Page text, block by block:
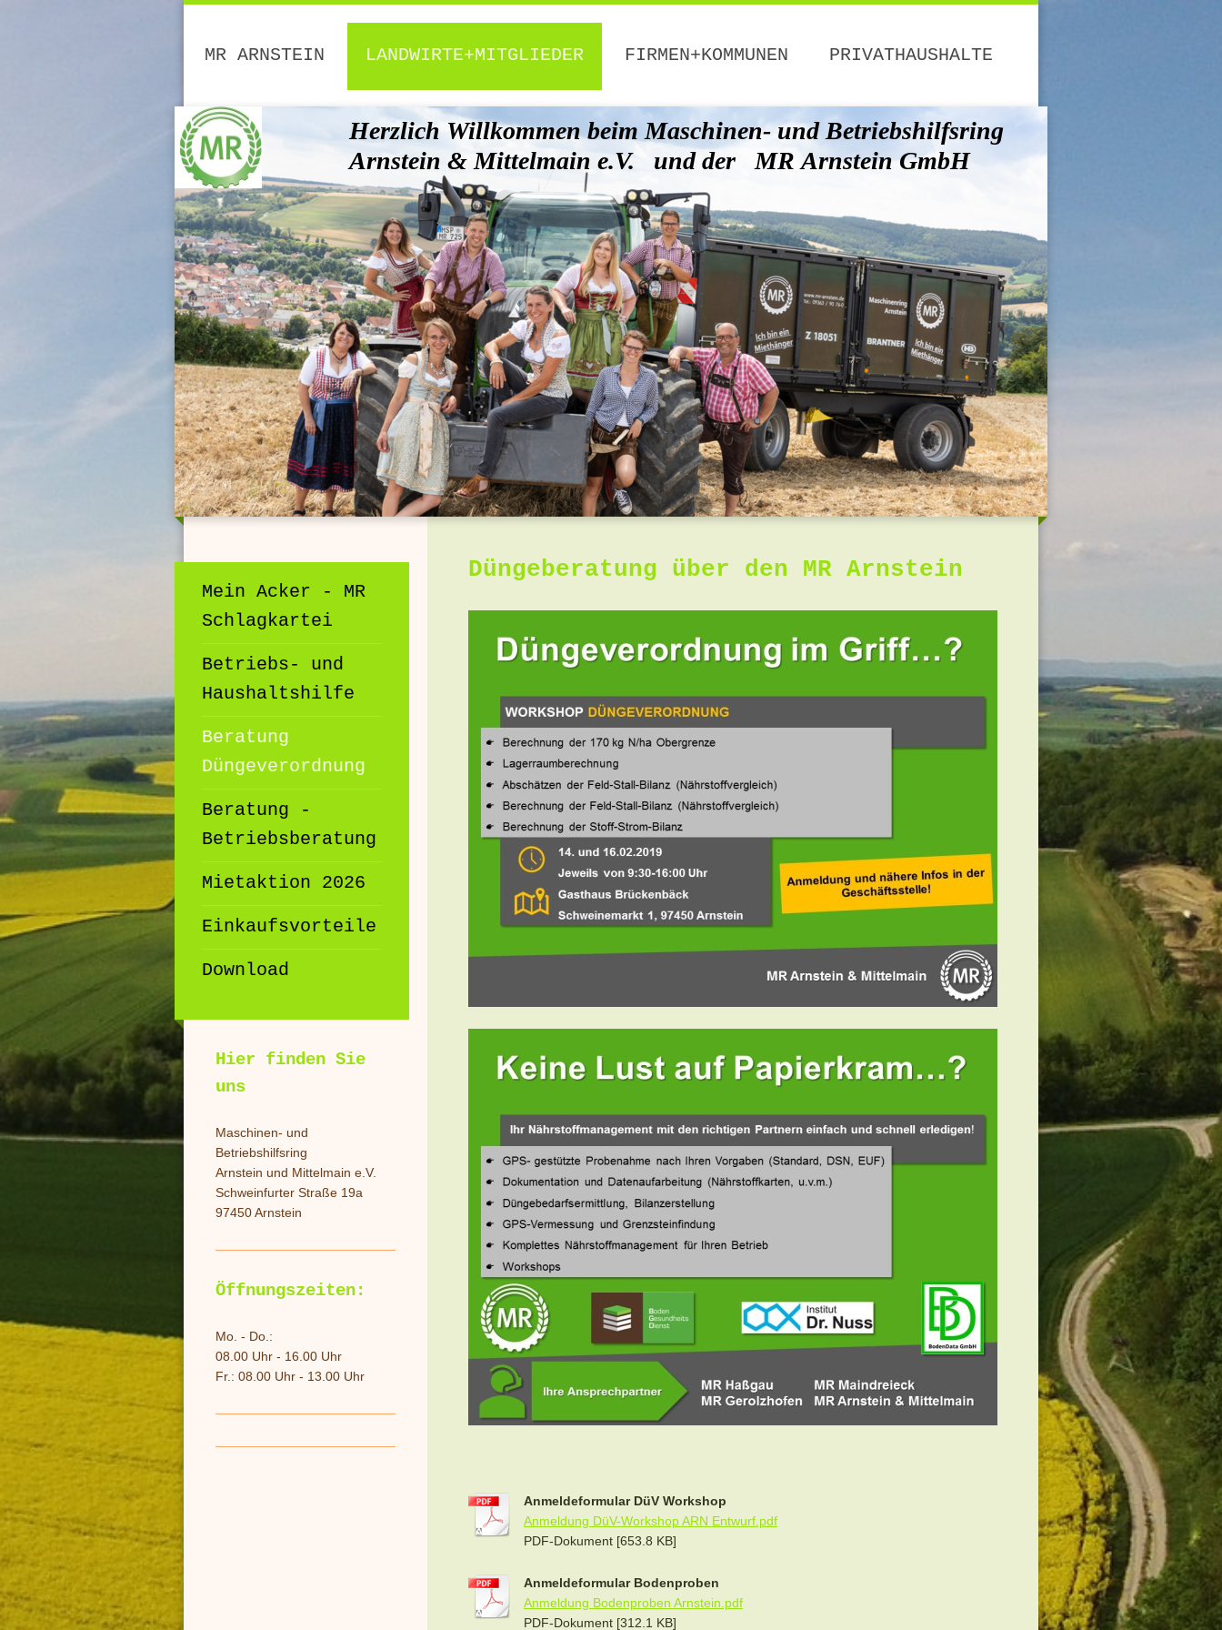
MR ARNSTEIN LANDWIRTE+MITGLIEDER FIRMEN+KOMMUNEN PRIVATHAUSHALTE
Herzlich Willkommen beim Maschinen- und Betriebshilfsring
Arnstein & Mittelmain e.V. und der MR Arnstein GmbH
Düngeberatung über den MR Arnstein
Anmeldeformular DüV Workshop
Anmeldung DüV-Workshop ARN Entwurf.pdf
PDF-Dokument [653.8 KB]
Anmeldeformular Bodenproben
Anmeldung Bodenproben Arnstein.pdf
PDF-Dokument [312.1 KB]
Mein Acker - MR
Schlagkartei
Betriebs- und
Haushaltshilfe
Beratung
Düngeverordnung
Beratung -
Betriebsberatung
Mietaktion 2026
Einkaufsvorteile
Download
Hier finden Sie
uns
Maschinen- und
Betriebshilfsring
Arnstein und Mittelmain e.V.
Schweinfurter Straße 19a
97450 Arnstein
Öffnungszeiten:
Mo. - Do.:
08.00 Uhr - 16.00 Uhr
Fr.: 08.00 Uhr - 13.00 Uhr